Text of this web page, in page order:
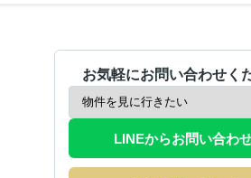
お気軽にお問い合わせく
LINEからお問い合わ